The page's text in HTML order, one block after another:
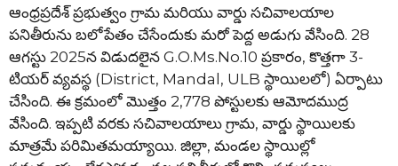
ఆంధ్రప్రదేశ్ ప్రభుత్వం గ్రామ మరియు వార్డు సచివాలయాల
పనితీరును బలోపేతం చేసేందుకు మరో పెద్ద అడుగు వేసింది. 28
ఆగస్టు 2025న విడుదలైన G.O.Ms.No.10 ప్రకారం, కొత్తగా 3-
టియర్‌ వ్యవస్థ (District, Mandal, ULB స్థాయిలలో) ఏర్పాటు
చేసింది. ఈ క్రమంలో మొత్తం 2,778 పోస్టులకు ఆమోదముద్ర
వేసింది. ఇప్పటి వరకు సచివాలయాలు గ్రామ, వార్డు స్థాయిలకు
మాత్రమే పరిమితమయ్యాయి. జిల్లా, మండల స్థాయిల్లో